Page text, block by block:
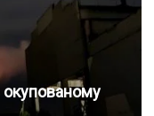
окупованому